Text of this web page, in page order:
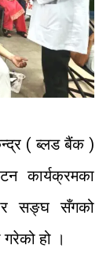
(ब्लड बैंक)
कार्यक्रमका
सङ्घ सँगको
गरेको हो ।